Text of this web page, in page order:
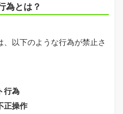
為とは？
以下のような行為が禁止さ
行為
正操作